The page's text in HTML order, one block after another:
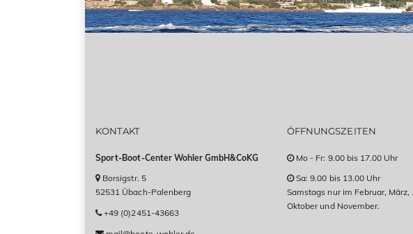
KONTAKT
Sport-Boot-Center Wohler GmbH&CoKG
Borsigstr. 5
52531 Übach-Palenberg
+49 (0)2451-43663
ÖFFNUNGSZEITEN
Mo - Fr: 9.00 bis 17.00 Uhr
Sa: 9.00 bis 13.00 Uhr
Samstags nur im Februar, März,
Oktober und November.